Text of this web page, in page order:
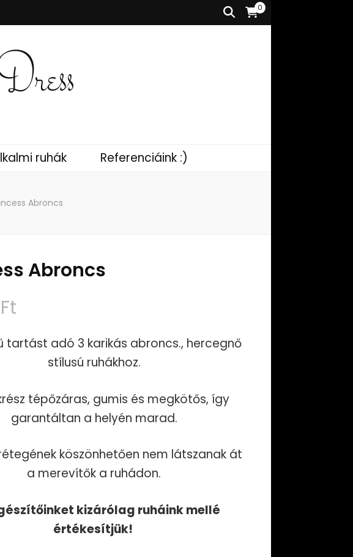
0
ruhák Referenciáink :)
Abroncs
Abroncs
Ft
tartást adó 3 karikás abroncs., hercegnő
stílusú ruhákhoz.
tépőzáras, gumis és megkötős, így
garantáltan a helyén marad.
köszönhetően nem látszanak át
a merevítők a ruhádon.
kizárólag ruháink mellé
értékesítjük!